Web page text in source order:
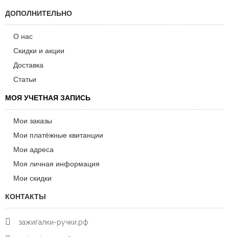
ДОПОЛНИТЕЛЬНО
О нас
Скидки и акции
Доставка
Статьи
МОЯ УЧЕТНАЯ ЗАПИСЬ
Мои заказы
Мои платёжные квитанции
Мои адреса
Моя личная информация
Мои скидки
КОНТАКТЫ
зажигалки-ручки.рф